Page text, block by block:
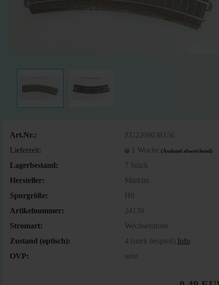
Art.Nr.:
ZU2209038156
Lieferzeit:
1 Woche (Ausland abweichend)
Lagerbestand: 7 Stück
Hersteller:
Märklin
Spurgröße:
H0
Artikelnummer:
24130
Stromart:
Wechselstrom
Zustand (optisch):
4 (stark bespielt) Info
OVP:
nein